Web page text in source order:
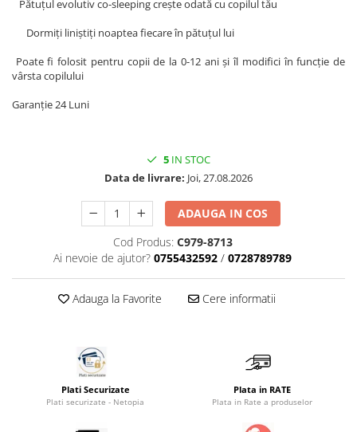
Lenjerii de pat
Mese de infasat
Saltele masa de infasat
Monitorizare video
Perne pentru bebe
Saltele patut
Protectie saltea patut
Saltele 140x70 cm
Saltele120x60 cm
Tablite magetice si accesorii
Umidificatore
Sisteme de infasare
Pătuțul evolutiv co-sleeping crește odată cu copilul tău
Dormiți liniștiți noaptea fiecare în pătuțul lui
Poate fi folosit pentru copii de la 0-12 ani și îl modifici în funcție de
vârsta copilului
Garanție 24 Luni
5 IN STOC
Data de livrare: Joi, 27.08.2026
ADAUGA IN COS
Cod Produs: C979-8713
Ai nevoie de ajutor? 0755432592 / 0728789789
Adauga la Favorite Cere informatii
Plati Securizate
Plati securizate - Netopia
Plata in RATE
Plata in Rate a produselor